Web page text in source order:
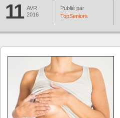
11 AVR
2016
Publié par
TopSeniors